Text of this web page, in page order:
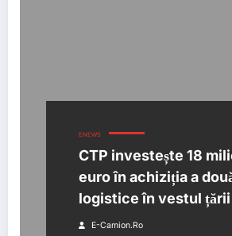
ENEWS
CTP investește 18
euro în achiziția a
logistice în vestul țării
E-Camion.ro